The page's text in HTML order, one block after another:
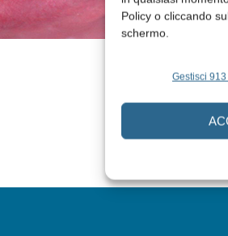
Policy o cliccando
schermo.
Gestisci